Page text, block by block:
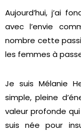
Aujourd’hui, j’ai
avec l’envie
nombre cette
les femmes à
Je suis Mélanie
simple, pleine
valeur profonde
suis née pour